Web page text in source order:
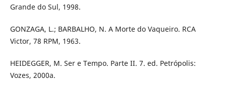
Grande do Sul, 1998.
GONZAGA, L.; BARBALHO, N. A Morte do Vaqueiro. RCA
Victor, 78 RPM, 1963.
HEIDEGGER, M. Ser e Tempo. Parte II. 7. ed. Petrópolis:
Vozes, 2000a.